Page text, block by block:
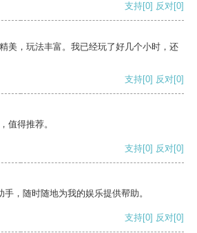
支持[0] 反对[0]
美，玩法丰富。我已经玩了好几个小时，还
支持[0] 反对[0]
值得推荐。
支持[0] 反对[0]
，随时随地为我的娱乐提供帮助。
支持[0] 反对[0]